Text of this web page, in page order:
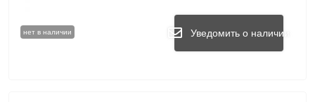
нет в наличии Уведомить о наличии